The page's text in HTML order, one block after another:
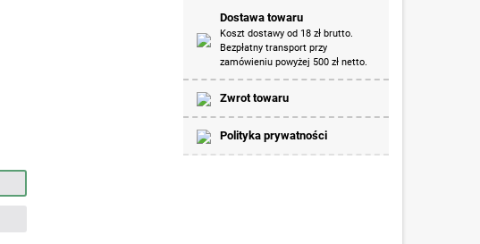
Dostawa towaru
Koszt dostawy od 18 zł brutto.
Bezpłatny transport przy
zamówieniu powyżej 500 zł netto.
Zwrot towaru
Polityka prywatności